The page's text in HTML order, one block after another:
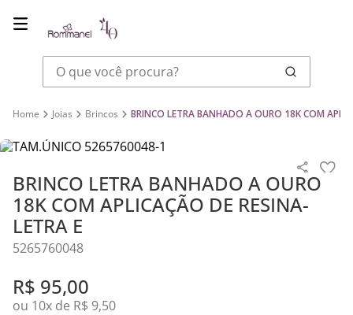
O que você procura?
Joias Brincos BRINCO LETRA BANHADO A OURO 18K COM
BRINCO LETRA BANHADO A OURO
18K COM APLICAÇÃO DE RESINA-
LETRA E
5265760048
R$ 95,00
ou 10x de R$ 9,50